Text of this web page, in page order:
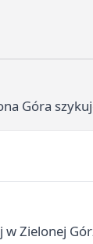
Góra
Zielonej